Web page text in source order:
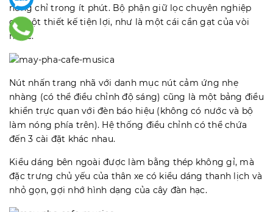
nóng chỉ trong ít phút. Bộ phận giữ lọc chuyên nghiệp
có một thiết kế tiện lợi, như là một cái cần gạt của vòi
nước.
Nút nhấn trang nhã với danh mục nút cảm ứng nhẹ
nhàng (có thể điều chỉnh độ sáng) cũng là một bảng điều
khiển trực quan với đèn báo hiệu (không có nước và bộ
làm nóng phía trên). Hệ thống điều chỉnh có thể chứa
đến 3 cài đặt khác nhau.
Kiểu dáng bên ngoài được làm bằng thép không gỉ, mà
đặc trưng chủ yếu của thân xe có kiểu dáng thanh lịch và
nhỏ gọn, gợi nhớ hình dạng của cây đàn hạc.